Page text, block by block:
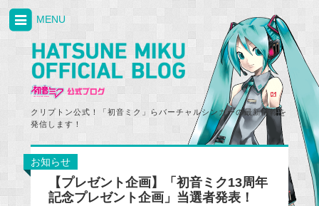
クリプトン公式！「初音ミク」らバーチャルシンガーの最新情報を
発信します！
MENU
お知らせ
【プレゼント企画】「初音ミク13周年
記念プレゼント企画」当選者発表！